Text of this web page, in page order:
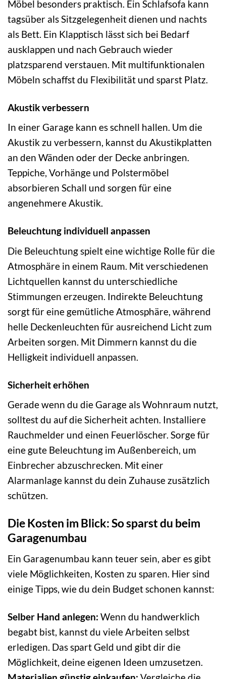
Möbel besonders praktisch. Ein Schlafsofa kann
tagsüber als Sitzgelegenheit dienen und nachts
als Bett. Ein Klapptisch lässt sich bei Bedarf
ausklappen und nach Gebrauch wieder
platzsparend verstauen. Mit multifunktionalen
Möbeln schaffst du Flexibilität und sparst Platz.
Akustik verbessern
In einer Garage kann es schnell hallen. Um die
Akustik zu verbessern, kannst du Akustikplatten
an den Wänden oder der Decke anbringen.
Teppiche, Vorhänge und Polstermöbel
absorbieren Schall und sorgen für eine
angenehmere Akustik.
Beleuchtung individuell anpassen
Die Beleuchtung spielt eine wichtige Rolle für die
Atmosphäre in einem Raum. Mit verschiedenen
Lichtquellen kannst du unterschiedliche
Stimmungen erzeugen. Indirekte Beleuchtung
sorgt für eine gemütliche Atmosphäre, während
helle Deckenleuchten für ausreichend Licht zum
Arbeiten sorgen. Mit Dimmern kannst du die
Helligkeit individuell anpassen.
Sicherheit erhöhen
Gerade wenn du die Garage als Wohnraum nutzt,
solltest du auf die Sicherheit achten. Installiere
Rauchmelder und einen Feuerlöscher. Sorge für
eine gute Beleuchtung im Außenbereich, um
Einbrecher abzuschrecken. Mit einer
Alarmanlage kannst du dein Zuhause zusätzlich
schützen.
Die Kosten im Blick: So sparst du beim
Garagenumbau
Ein Garagenumbau kann teuer sein, aber es gibt
viele Möglichkeiten, Kosten zu sparen. Hier sind
einige Tipps, wie du dein Budget schonen kannst:
Selber Hand anlegen: Wenn du handwerklich
begabt bist, kannst du viele Arbeiten selbst
erledigen. Das spart Geld und gibt dir die
Möglichkeit, deine eigenen Ideen umzusetzen.